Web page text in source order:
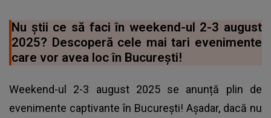
Nu știi ce să faci în weekend-ul 2-3 august
2025? Descoperă cele mai tari evenimente
care vor avea loc în București!
Weekend-ul 2-3 august 2025 se anunță plin de
evenimente captivante în București! Așadar, dacă nu